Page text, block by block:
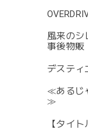
風来のシ
事後物販
デスティ
≪あるじ
≫
【タイ